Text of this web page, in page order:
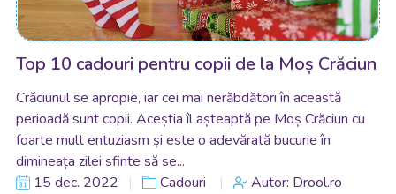
Top 10 cadouri pentru copii de la Moș Crăciun
Crăciunul se apropie, iar cei mai nerăbdători în această
perioadă sunt copii. Aceștia îl așteaptă pe Moș Crăciun cu
foarte mult entuziasm și este o adevărată bucurie în
dimineața zilei sfinte să se...
15 dec. 2022
Cadouri Autor: Drool.ro